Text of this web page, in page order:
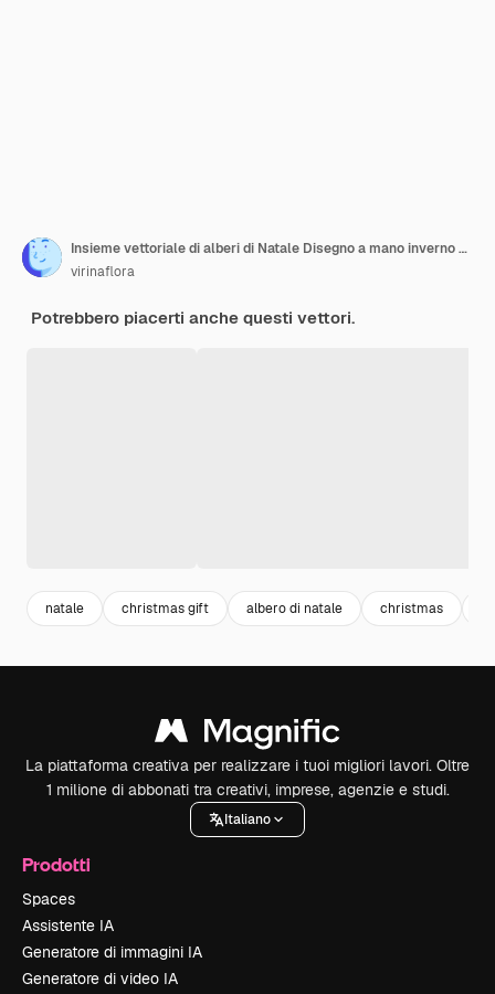
Insieme vettoriale di alberi di Natale Disegno a mano inverno sfondo con abete Ornamenti di Natale stelle e fiocchi di neve Poster di vacanza con simboli di Natale
virinaflora
Potrebbero piacerti anche questi vettori.
natale christmas gift albero di natale christmas
La piattaforma creativa per realizzare i tuoi migliori lavori. Oltre
1 milione di abbonati tra creativi, imprese, agenzie e studi.
Italiano
Prodotti
Spaces
Assistente IA
Generatore di immagini IA
Generatore di video IA